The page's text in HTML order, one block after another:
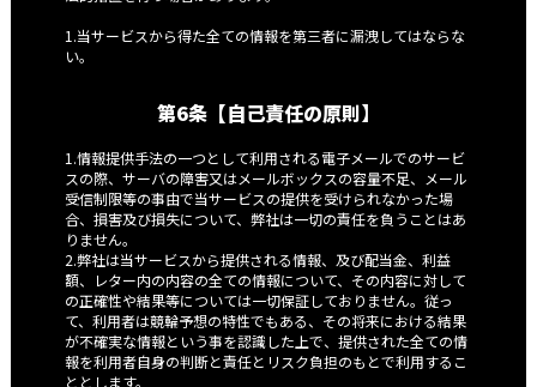
1.当サービスから得た全ての情報を第三者に漏洩してはならな
い。
第6条【自己責任の原則】
1.情報提供手法の一つとして利用される電子メールでのサービ
スの際、サーバの障害又はメールボックスの容量不足、メール
受信制限等の事由で当サービスの提供を受けられなかった場
合、損害及び損失について、弊社は一切の責任を負うことはあ
りません。
2.弊社は当サービスから提供される情報、及び配当金、利益
額、レター内の内容の全ての情報について、その内容に対して
の正確性や結果等については一切保証しておりません。従っ
て、利用者は競輪予想の特性でもある、その将来における結果
が不確実な情報という事を認識した上で、提供された全ての情
報を利用者自身の判断と責任とリスク負担のもとで利用するこ
ととします。